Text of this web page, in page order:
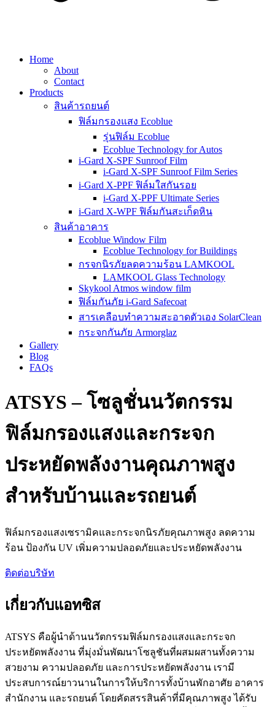
Home
About
Contact
Products
สินค้ารถยนต์
ฟิล์มกรองแสง Ecoblue
รุ่นฟิล์ม Ecoblue
Ecoblue Technology for Autos
i-Gard X-SPF Sunroof Film
i-Gard X-SPF Sunroof Film Series
i-Gard X-PPF ฟิล์มใสกันรอย
i-Gard X-PPF Ultimate Series
i-Gard X-WPF ฟิล์มกันสะเก็ดหิน
สินค้าอาคาร
Ecoblue Window Film
Ecoblue Technology for Buildings
กรจกนิรภัยลดความร้อน LAMKOOL
LAMKOOL Glass Technology
Skykool Atmos window film
ฟิล์มกันภัย i-Gard Safecoat
สารเคลือบทำความสะอาดตัวเอง SolarClean
กระจกกันภัย Armorglaz
Gallery
Blog
FAQs
ATSYS – โซลูชั่นนวัตกรรม
ฟิล์มกรองแสงและกระจก
ประหยัดพลังงานคุณภาพสูง
สำหรับบ้านและรถยนต์
ฟิล์มกรองแสงเซรามิคและกระจกนิรภัยคุณภาพสูง ลดความ
ร้อน ป้องกัน UV เพิ่มความปลอดภัยและประหยัดพลังงาน
ติดต่อบริษัท
เกี่ยวกับแอทซิส
ATSYS คือผู้นำด้านนวัตกรรมฟิล์มกรองแสงและกระจก
ประหยัดพลังงาน ที่มุ่งมั่นพัฒนาโซลูชันที่ผสมผสานทั้งความ
สวยงาม ความปลอดภัย และการประหยัดพลังงาน เรามี
ประสบการณ์ยาวนานในการให้บริการทั้งบ้านพักอาศัย อาคาร
สำนักงาน และรถยนต์ โดยคัดสรรสินค้าที่มีคุณภาพสูง ได้รับ